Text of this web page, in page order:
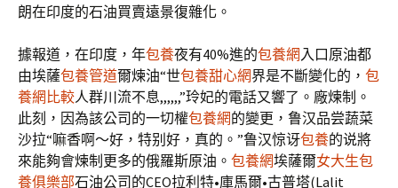
朗在印度的石油買賣遠景復雜化。
據報道，在印度，年包養夜有40%進的包養網 入口原油都
由埃薩包養管道爾煉油“世包養甜心網界是不斷變化的， 包
養網比較人群川流不息,,,,,,”玲妃的電話又響了。廠煉制。
此刻，因為該公司的一切權包養網的變更，鲁汉品尝蔬菜
沙拉“嘛香啊〜好，特别好，真的。”鲁汉惊讶包養的说將
來能夠會煉制更多的俄羅斯原油。 包養網埃薩爾女大生包
養俱樂部石油公司的CEO拉利特•庫馬爾•古普塔(Lalit